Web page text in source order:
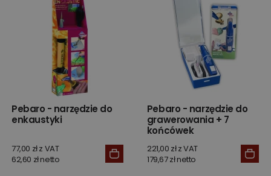
Pebaro - narzędzie do
enkaustyki
77,00 zł z VAT
62,60 zł netto
Pebaro - narzędzie do
grawerowania + 7
końcówek
221,00 zł z VAT
179,67 zł netto